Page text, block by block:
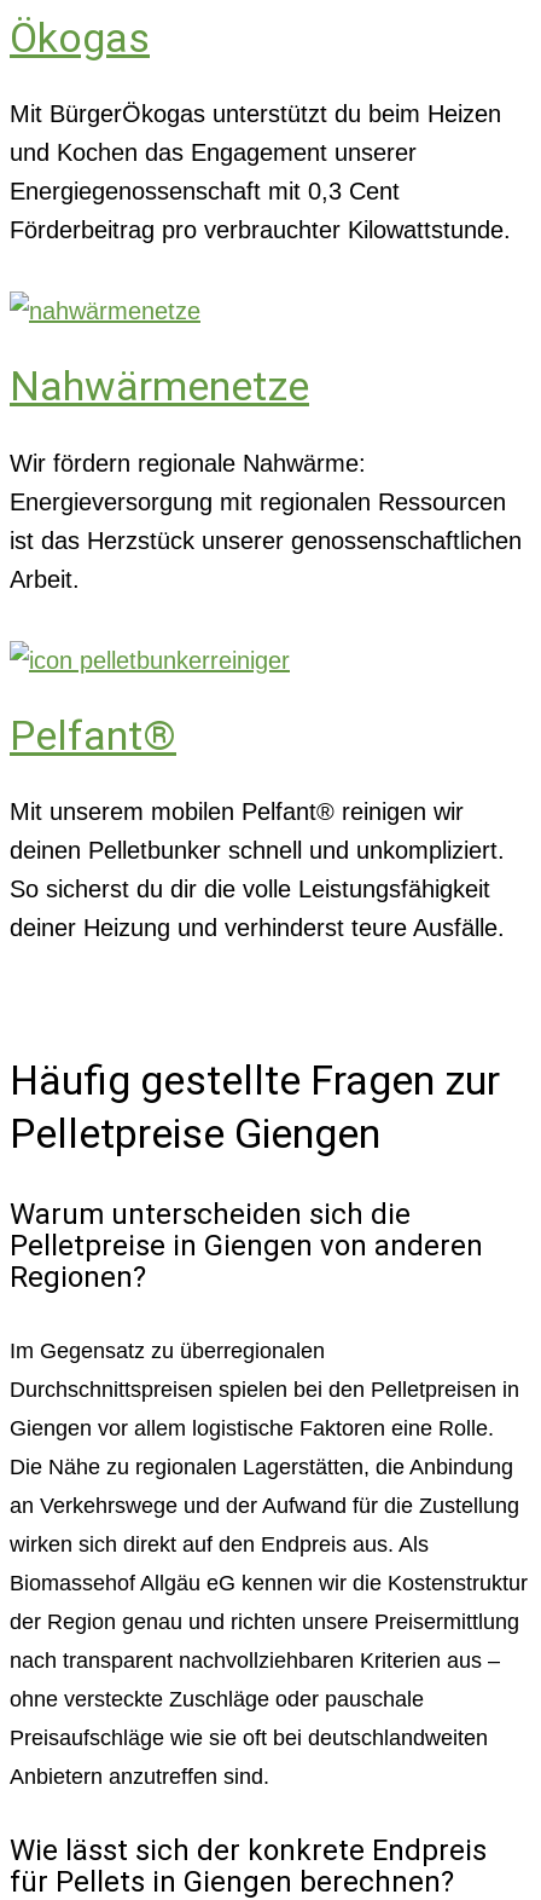
Ökogas
Mit BürgerÖkogas unterstützt du beim Heizen
und Kochen das Engagement unserer
Energiegenossenschaft mit 0,3 Cent
Förderbeitrag pro verbrauchter Kilowattstunde.
Nahwärmenetze
Wir fördern regionale Nahwärme:
Energieversorgung mit regionalen Ressourcen
ist das Herzstück unserer genossenschaftlichen
Arbeit.
Pelfant®
Mit unserem mobilen Pelfant® reinigen wir
deinen Pelletbunker schnell und unkompliziert.
So sicherst du dir die volle Leistungsfähigkeit
deiner Heizung und verhinderst teure Ausfälle.
Häufig gestellte Fragen zur
Pelletpreise Giengen
Warum unterscheiden sich die
Pelletpreise in Giengen von anderen
Regionen?
Im Gegensatz zu überregionalen
Durchschnittspreisen spielen bei den Pelletpreisen in
Giengen vor allem logistische Faktoren eine Rolle.
Die Nähe zu regionalen Lagerstätten, die Anbindung
an Verkehrswege und der Aufwand für die Zustellung
wirken sich direkt auf den Endpreis aus. Als
Biomassehof Allgäu eG kennen wir die Kostenstruktur
der Region genau und richten unsere Preisermittlung
nach transparent nachvollziehbaren Kriterien aus –
ohne versteckte Zuschläge oder pauschale
Preisaufschläge wie sie oft bei deutschlandweiten
Anbietern anzutreffen sind.
Wie lässt sich der konkrete Endpreis
für Pellets in Giengen berechnen?